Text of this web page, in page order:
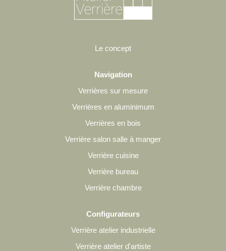
Le concept
Navigation
Verrières sur mesure
Verrières en aluminimum
Verrières en bois
Verrière salon salle à manger
Verrière cuisine
Verrière bureau
Verrière chambre
Configurateurs
Verrière atelier industrielle
Verrière atelier d'artiste